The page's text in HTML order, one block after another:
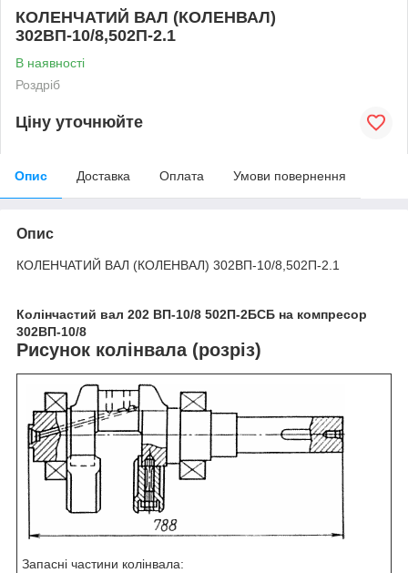
КОЛЕНЧАТИЙ ВАЛ (КОЛЕНВАЛ)
302ВП-10/8,502П-2.1
В наявності
Роздріб
Ціну уточнюйте
Опис Доставка Оплата Умови повернення
Опис
КОЛЕНЧАТИЙ ВАЛ (КОЛЕНВАЛ) 302ВП-10/8,502П-2.1
Колінчастий вал 202 ВП-10/8 502П-2БСБ на компресор
302ВП-10/8
Рисунок колінвала (розріз)
Запасні частини колінвала: